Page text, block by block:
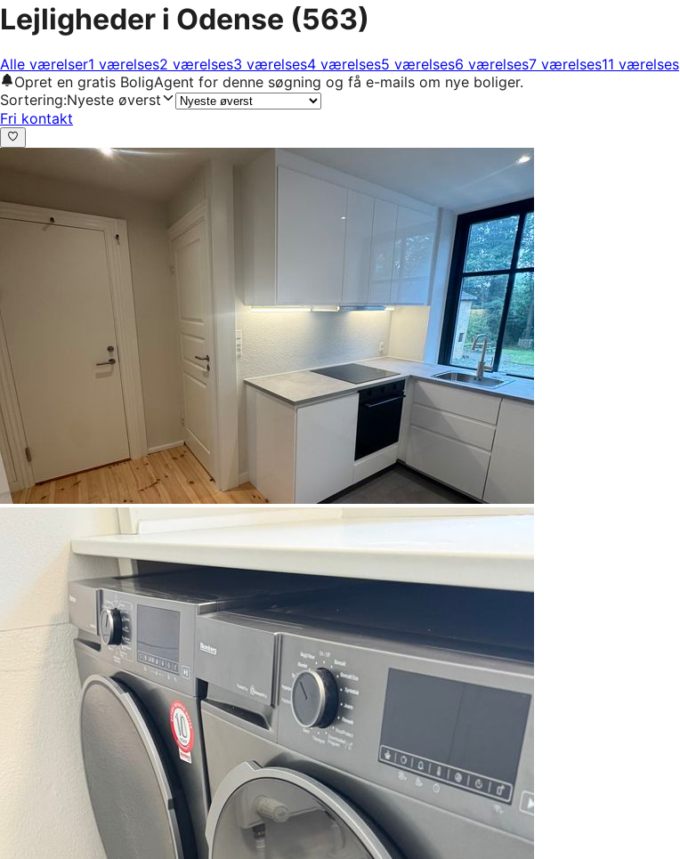
Lejligheder i Odense (563)
Alle værelser1 værelses2 værelses3 værelses4 værelses5 værelses6 værelses7 værelses11 værelses
Opret en gratis BoligAgent for denne søgning og få e-mails om nye boliger.
Sortering:Nyeste øverst
Fri kontakt